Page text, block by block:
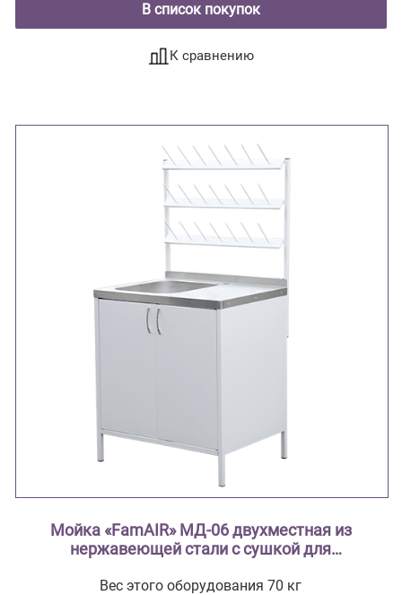
В список покупок
К сравнению
Мойка «FamAIR» МД-06 двухместная из
нержавеющей стали с сушкой для
Вес этого оборудования 70 кг